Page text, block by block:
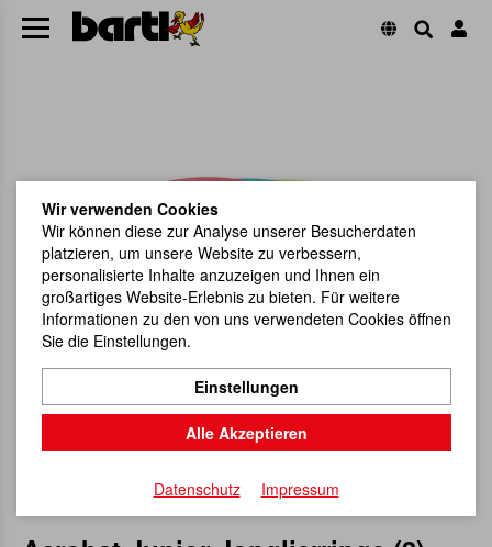
Wir verwenden Cookies
Wir können diese zur Analyse unserer Besucherdaten
platzieren, um unsere Website zu verbessern,
personalisierte Inhalte anzuzeigen und Ihnen ein
großartiges Website-Erlebnis zu bieten. Für weitere
Informationen zu den von uns verwendeten Cookies öffnen
Sie die Einstellungen.
Einstellungen
Alle Akzeptieren
Datenschutz Impressum